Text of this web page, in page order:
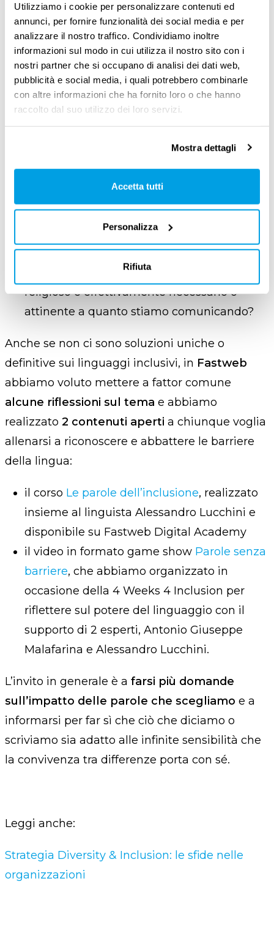
Utilizziamo i cookie per personalizzare contenuti ed
annunci, per fornire funzionalità dei social media e per
analizzare il nostro traffico. Condividiamo inoltre
informazioni sul modo in cui utilizza il nostro sito con i
nostri partner che si occupano di analisi dei dati web,
pubblicità e social media, i quali potrebbero combinarle
con altre informazioni che ha fornito loro o che hanno
raccolto dal suo utilizzo dei loro servizi.
Mostra dettagli
Accetta tutti
Personalizza
Rifiuta
Limitare l’uso del maschile sovraesteso
Anche se la lingua italiana ègender
marked , possiamo spesso riformulare.
Perché mandare newsletter a un pubblico
eterogeneo scrivendo “Benvenuto!”?“Ti
diamo il benvenuto!”è una formula più
10 quanto sei soddisfatto del nostro
Da 1 a 10
quanto ti soddisfa il nostro servizio?”
Evitare di citare inutilmente
caratteristiche personali
Il riferimento a età, condizione, provenienza,
aspetto fisico, background culturale o
religioso è effettivamente necessario o
attinente a quanto stiamo comunicando?
Anche se non ci sono soluzioni uniche o
definitive sui linguaggi inclusivi, in Fastweb
abbiamo voluto mettere a fattor comune
alcune riflessioni sul tema e abbiamo
realizzato 2 contenuti aperti a chiunque voglia
allenarsi a riconoscere e abbattere le barriere
della lingua:
il corso Le parole dell’inclusione, realizzato
insieme al linguista Alessandro Lucchini e
disponibile su Fastweb Digital Academy
il video in formato game show Parole senza
barriere, che abbiamo organizzato in
occasione della 4 Weeks 4 Inclusion per
riflettere sul potere del linguaggio con il
supporto di 2 esperti, Antonio Giuseppe
Malafarina e Alessandro Lucchini.
L’invito in generale è a farsi più domande
sull’impatto delle parole che scegliamo e a
informarsi per far sì che ciò che diciamo o
scriviamo sia adatto alle infinite sensibilità che
la convivenza tra differenze porta con sé.
Leggi anche:
Strategia Diversity & Inclusion: le sfide nelle
organizzazioni